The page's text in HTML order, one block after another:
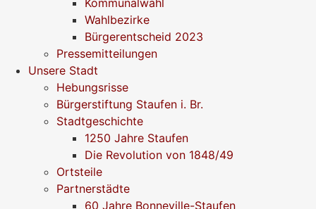
Kommunalwahl
Wahlbezirke
Bürgerentscheid 2023
Pressemitteilungen
Unsere Stadt
Hebungsrisse
Bürgerstiftung Staufen i. Br.
Stadtgeschichte
1250 Jahre Staufen
Die Revolution von 1848/49
Ortsteile
Partnerstädte
60 Jahre Bonneville-Staufen